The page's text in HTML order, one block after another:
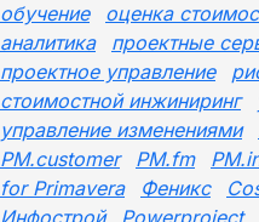
обучение
оценка
аналитика
проектные
проектное управление
стоимостной инжиниринг
управление изменениями
PM.customer
PM.fm
for Primavera
Феникс
Инфострой
Powerproject